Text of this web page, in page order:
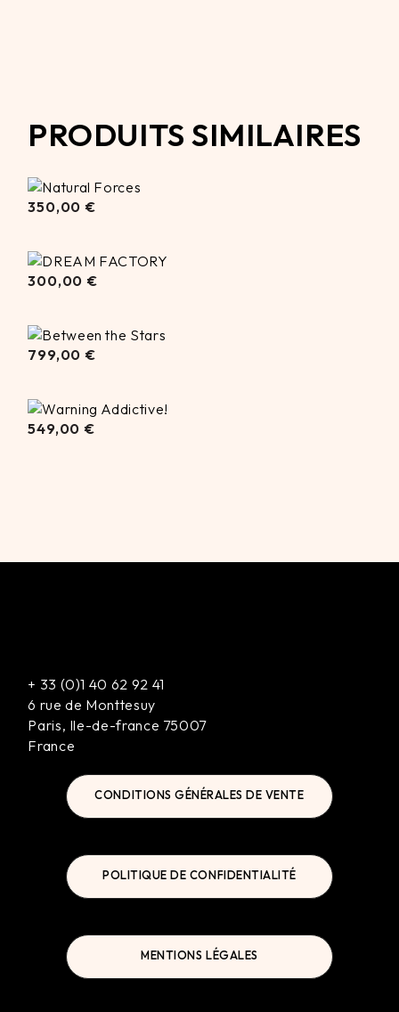
PRODUITS SIMILAIRES
350,00 €
300,00 €
799,00 €
549,00 €
+ 33 (0)1 40 62 92 41
6 rue de Monttesuy
Paris, Ile-de-france 75007
France
CONDITIONS GÉNÉRALES DE VENTE
POLITIQUE DE CONFIDENTIALITÉ
MENTIONS LÉGALES